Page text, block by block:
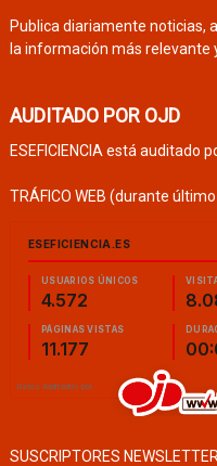
Publica diariamente noticias,
la información más relevante
AUDITADO POR OJD
ESEFICIENCIA está auditado
TRÁFICO WEB (durante
SUSCRIPTORES